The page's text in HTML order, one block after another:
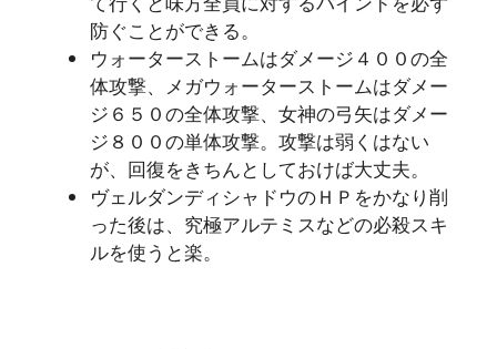
防ぐことができる。
ウォーターストームはダメージ４００の全
体攻撃、メガウォーターストームはダメー
ジ６５０の全体攻撃、女神の弓矢はダメー
ジ８００の単体攻撃。攻撃は弱くはない
が、回復をきちんとしておけば大丈夫。
ヴェルダンディシャドウのＨＰをかなり削
った後は、究極アルテミスなどの必殺スキ
ルを使うと楽。